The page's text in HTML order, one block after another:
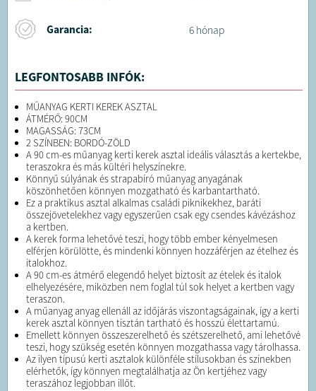
Garancia: 6 hónap
LEGFONTOSABB INFÓK:
MŰANYAG KERTI KEREK ASZTAL
ÁTMÉRŐ: 90CM
MAGASSÁG: 73CM
2 SZÍNBEN: BORDÓ-ZÖLD
A 90 cm-es műanyag kerti kerek asztal ideális választás a kertekbe,
teraszokra és más kültéri helyszínekre.
Könnyű súlyának és strapabíró műanyag anyagának
köszönhetően könnyen mozgatható és karbantartható.
Ez a praktikus asztal alkalmas családi piknikekhez, baráti
összejövetelekhez vagy egyszerűen csak egy csendes kávézáshoz
a kertben.
A kerek forma lehetővé teszi, hogy több ember kényelmesen
elférjen körülötte, és mindenki könnyen hozzáférjen az ételhez és
italokhoz.
A 90 cm-es átmérő elegendő helyet biztosít az ételek és italok
elhelyezésére, miközben nem foglal túl sok helyet a kertben vagy
teraszon.
A műanyag anyag ellenáll az időjárás viszontagságainak, így a kerti
kerek asztal könnyen tisztán tartható és hosszú élettartamú.
Emellett könnyen összeszerelhető és szétszerelhető, ami lehetővé
teszi, hogy szükség esetén könnyen mozgathassa vagy tárolhassa.
Az ilyen típusú kerti asztalok különféle stílusokban és színekben
elérhetők, így könnyen megtalálhatja az Ön kertjéhez vagy
teraszához legjobban illőt.